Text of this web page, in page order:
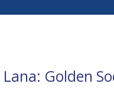
Lana: Golden